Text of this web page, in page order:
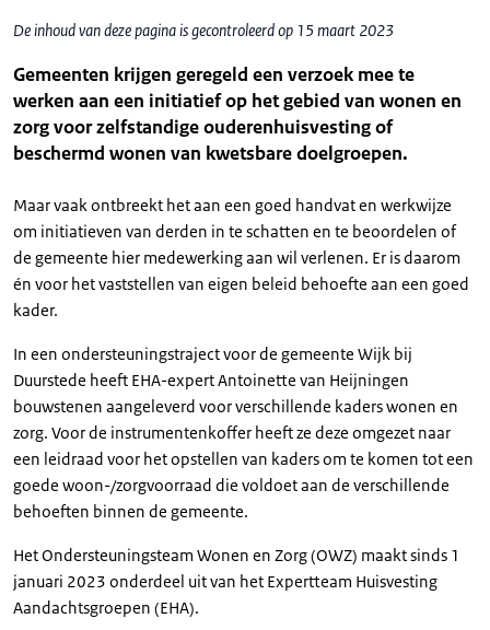
De inhoud van deze pagina is gecontroleerd op 15 maart 2023
Gemeenten krijgen geregeld een verzoek mee te
werken aan een initiatief op het gebied van wonen en
zorg voor zelfstandige ouderenhuisvesting of
beschermd wonen van kwetsbare doelgroepen.
Maar vaak ontbreekt het aan een goed handvat en werkwijze
om initiatieven van derden in te schatten en te beoordelen of
de gemeente hier medewerking aan wil verlenen. Er is daarom
én voor het vaststellen van eigen beleid behoefte aan een goed
kader.
In een ondersteuningstraject voor de gemeente Wijk bij
Duurstede heeft EHA-expert Antoinette van Heijningen
bouwstenen aangeleverd voor verschillende kaders wonen en
zorg. Voor de instrumentenkoffer heeft ze deze omgezet naar
een leidraad voor het opstellen van kaders om te komen tot een
goede woon-/zorgvoorraad die voldoet aan de verschillende
behoeften binnen de gemeente.
Het Ondersteuningsteam Wonen en Zorg (OWZ) maakt sinds 1
januari 2023 onderdeel uit van het Expertteam Huisvesting
Aandachtsgroepen (EHA).